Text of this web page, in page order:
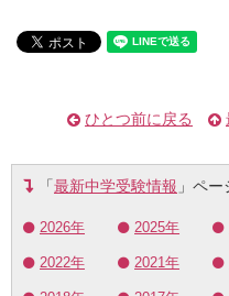
ひとつ前に戻る
「最新中学受験情報 」ペ
2026年 2025年
2022年 2021年